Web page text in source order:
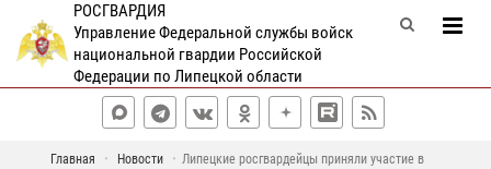
РОСГВАРДИЯ
Управление Федеральной службы войск
национальной гвардии Российской
Федерации по Липецкой области
Главная Новости
Липецкие росгвардейцы приняли участие в